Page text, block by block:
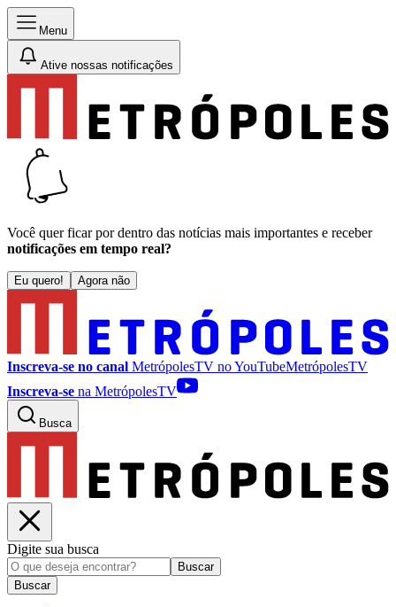
Menu
Ative nossas notificações
Você quer ficar por dentro das notícias mais importantes e receber
notificações em tempo real?
Eu quero! Agora não
Inscreva-se no canal MetrópolesTV noYouTubeMetrópolesTV
Inscreva-se na MetrópolesTV
Busca
Digite sua busca
Buscar
Buscar